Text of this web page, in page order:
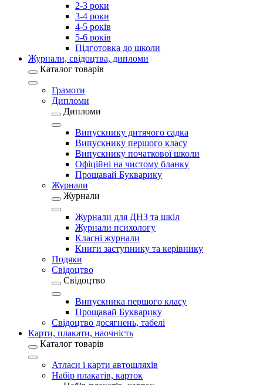
2-3 роки
3-4 роки
4-5 років
5-6 років
Підготовка до школи
Журнали, свідоцтва, дипломи
Каталог товарів
Грамоти
Дипломи
Дипломи
Випускнику дитячого садка
Випускнику першого класу
Випускнику початкової школи
Офіційні на чистому бланку
Прощавай Букварику
Журнали
Журнали
Журнали для ДНЗ та шкіл
Журнали психологу
Класні журнали
Книги заступнику та керівнику
Подяки
Свідоцтво
Свідоцтво
Випускника першого класу
Прощавай Букварику
Свідоцтво досягнень, табелі
Карти, плакати, наочність
Каталог товарів
Атласи і карти автошляхів
Набір плакатів, карток